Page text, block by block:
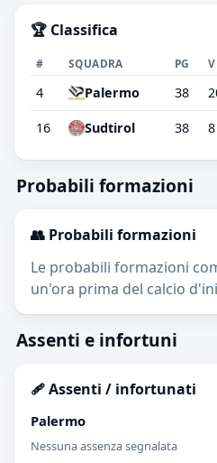
🏆 Classifica
# SQUADRA PG V
4 Palermo 38
16 Sudtirol 38 8
Probabili formazioni
👥 Probabili formazioni
Le probabili formazioni
un'ora prima del calcio
Assenti e infortuni
🩹 Assenti / infortunati
Palermo
Nessuna assenza segnalata